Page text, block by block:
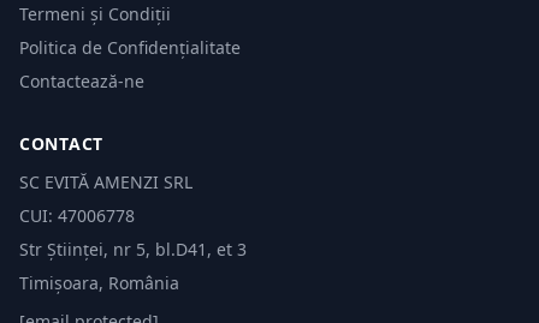
Termeni și Condiții
Politica de Confidențialitate
Contactează-ne
CONTACT
SC EVITĂ AMENZI SRL
CUI: 47006778
Str Științei, nr 5, bl.D41, et 3
Timișoara, România